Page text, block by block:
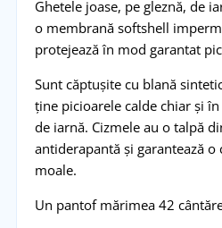
Ghetele joase, pe gleznă, de
o membrană softshell
protejează în mod garantat
Sunt căptușite cu blană
ține picioarele calde chiar și
de iarnă. Cizmele au o talpă
antiderapantă și garantează o
moale.
Un pantof mărimea 42